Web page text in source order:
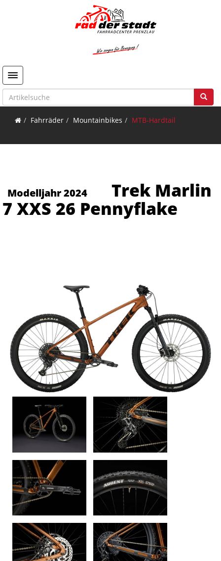
Toggle navigation
Fahrräder Mountainbikes MTB-Hardtail
Modelljahr 2024
Trek Marlin
7 XXS 26 Pennyflake